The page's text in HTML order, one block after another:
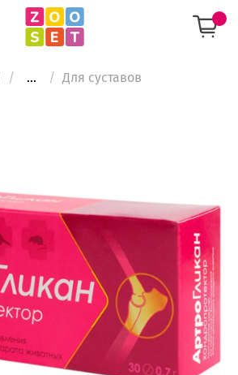
... Для суставов